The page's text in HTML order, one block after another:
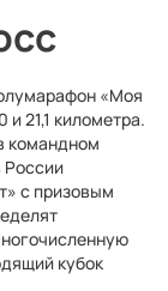
«Моя
21,1 километра.
командном
России
с призовым
кубок